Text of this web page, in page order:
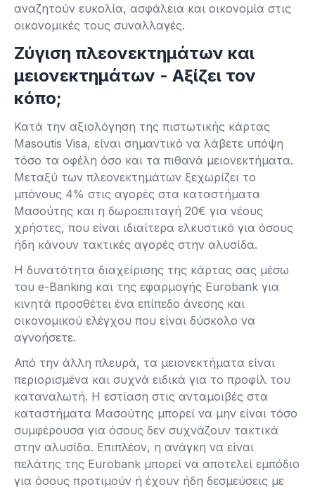
αναζητούν ευκολία, ασφάλεια και οικονομία στις
οικονομικές τους συναλλαγές.
Ζύγιση πλεονεκτημάτων και
μειονεκτημάτων - Αξίζει τον
κόπο;
Κατά την αξιολόγηση της πιστωτικής κάρτας
Masoutis Visa, είναι σημαντικό να λάβετε υπόψη
τόσο τα οφέλη όσο και τα πιθανά μειονεκτήματα.
Μεταξύ των πλεονεκτημάτων ξεχωρίζει το
μπόνους 4% στις αγορές στα καταστήματα
Μασούτης και η δωροεπιταγή 20€ για νέους
χρήστες, που είναι ιδιαίτερα ελκυστικό για όσους
ήδη κάνουν τακτικές αγορές στην αλυσίδα.
Η δυνατότητα διαχείρισης της κάρτας σας μέσω
του e-Banking και της εφαρμογής Eurobank για
κινητά προσθέτει ένα επίπεδο άνεσης και
οικονομικού ελέγχου που είναι δύσκολο να
αγνοήσετε.
Από την άλλη πλευρά, τα μειονεκτήματα είναι
περιορισμένα και συχνά ειδικά για το προφίλ του
καταναλωτή. Η εστίαση στις ανταμοιβές στα
καταστήματα Μασούτης μπορεί να μην είναι τόσο
συμφέρουσα για όσους δεν συχνάζουν τακτικά
στην αλυσίδα. Επιπλέον, η ανάγκη να είναι
πελάτης της Eurobank μπορεί να αποτελεί εμπόδιο
για όσους προτιμούν ή έχουν ήδη δεσμεύσεις με